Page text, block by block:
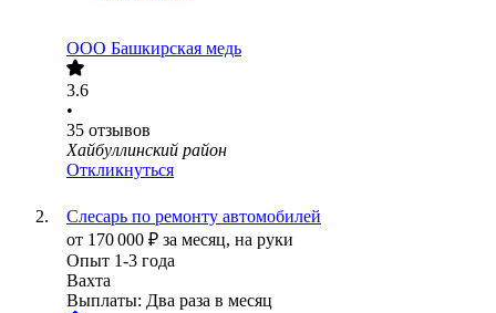
ООО Башкирская медь
3.6
•
35 отзывов
Хайбуллинский район
Откликнуться
Слесарь по ремонту автомобилей
от 170 000 ₽ за месяц, на руки
Опыт 1-3 года
Вахта
Выплаты: Два раза в месяц